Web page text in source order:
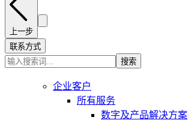
上一步
联系方式
搜索
企业客户
所有服务
数字及产品解决方案